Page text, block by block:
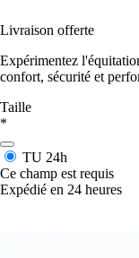
Livraison offerte
Expérimentez
confort, sécurité et
Taille
*
TU 24h
Ce champ est requis
Expédié en 24 heures